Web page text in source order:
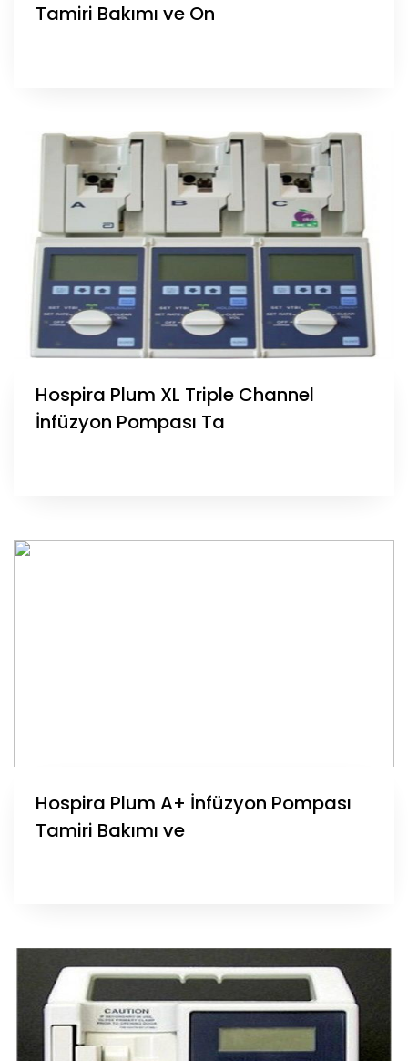
Tamiri Bakımı ve On
Hospira Plum XL Triple Channel
İnfüzyon Pompası Ta
Hospira Plum A+ İnfüzyon Pompası
Tamiri Bakımı ve